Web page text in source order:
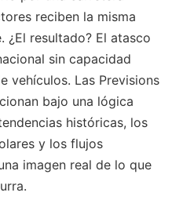
reciben la misma
¿El resultado? El atasco
sin capacidad
vehículos. Las Previsions
bajo una lógica
históricas, los
y los flujos
imagen real de lo que